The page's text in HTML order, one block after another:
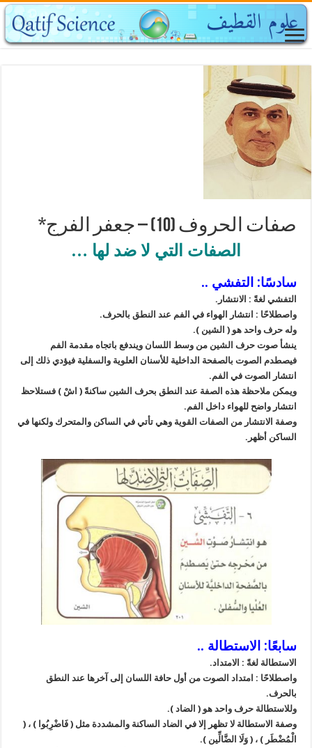
صفات الحروف (10) – جعفر الفرج*
الصفات التي لا ضد لها …
سادسًا: التفشي ..
التفشي لغةً : الانتشار.
واصطلاحًا : انتشار الهواء في الفم عند النطق بالحرف.
وله حرف واحد هو ( الشين ).
ينشأ صوت حرف الشين من وسط اللسان ويندفع باتجاه مقدمة الفم
فيصطدم الصوت بالصفحة الداخلية للأسنان العلوية والسفلية فيؤدي ذلك إلى
انتشار الصوت في الفم.
ويمكن ملاحظة هذه الصفة عند النطق بحرف الشين ساكنةً ( اشْ ) فستلاحظ
انتشار واضح للهواء داخل الفم.
وصفة الانتشار من الصفات القوية وهي تأتي في الساكن والمتحرك ولكنها في
الساكن أظهر.
سابعًا: الاستطالة ..
الاستطالة لغةً : الامتداد.
واصطلاحًا : امتداد الصوت من أول حافة اللسان إلى آخرها عند النطق
بالحرف.
وللاستطالة حرف واحد هو ( الضاد ).
وصفة الاستطالة لا تظهر إلا في الضاد الساكنة والمشددة مثل ( فَاضْرِبُوا ) ، (
الْمُضْطَر ) ، ( وَلَا الضَّالِّين ).